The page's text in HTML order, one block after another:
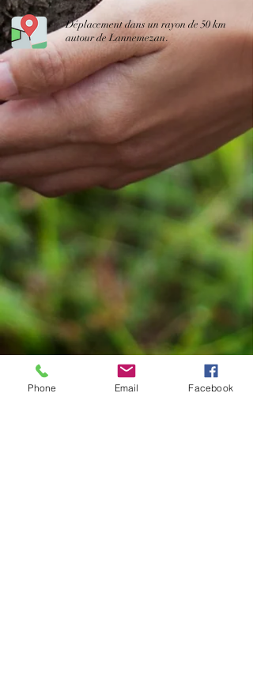
Déplacementdans un rayon de 50 km
autour de Lannemezan.
Phone Email Facebook